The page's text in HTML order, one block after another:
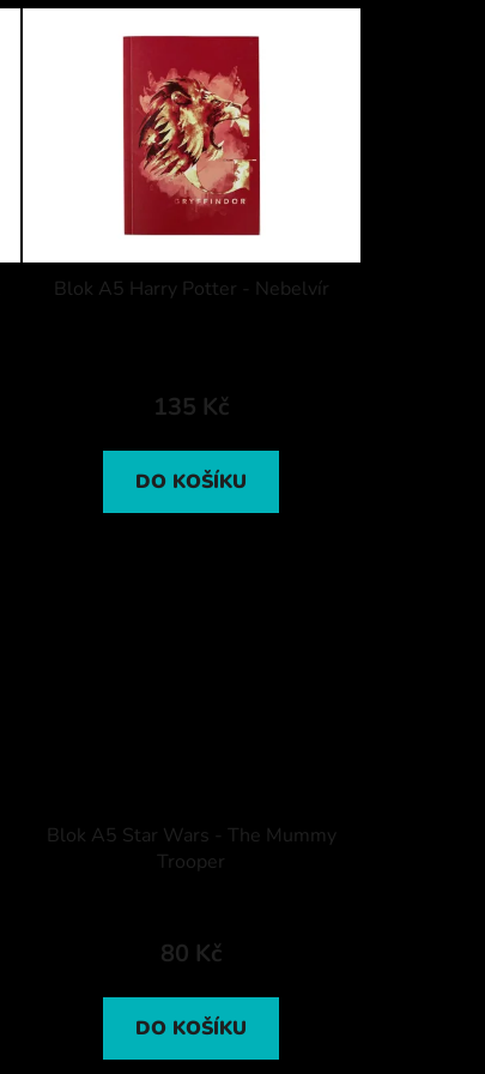
Blok A5 Harry Potter - Nebelvír
135 Kč
DO KOŠÍKU
Blok A5 Star Wars - The Mummy
Trooper
80 Kč
DO KOŠÍKU